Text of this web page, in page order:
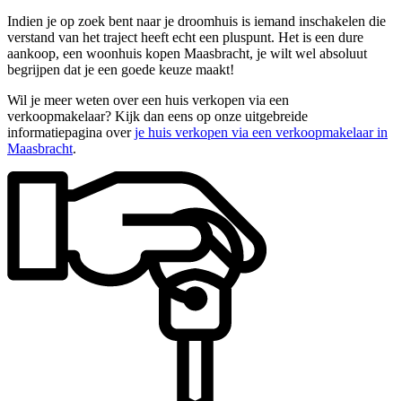
Indien je op zoek bent naar je droomhuis is iemand inschakelen die
verstand van het traject heeft echt een pluspunt. Het is een dure
aankoop, een woonhuis kopen Maasbracht, je wilt wel absoluut
begrijpen dat je een goede keuze maakt!
Wil je meer weten over een huis verkopen via een
verkoopmakelaar? Kijk dan eens op onze uitgebreide
informatiepagina overje huis verkopen via een verkoopmakelaar in
Maasbracht.